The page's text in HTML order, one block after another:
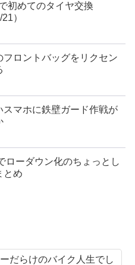
初めてのタイヤ交換
）
フロントバッグをリクセン
スマホに鉄壁ガード作戦が
ローダウン化のちょっとし
とめ
だらけのバイク人生でし